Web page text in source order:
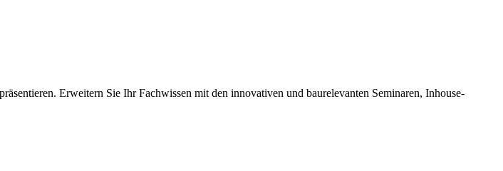
Erweitern Sie Ihr Fachwissen mit den innovativen und baurelevanten Seminaren, Inhouse-